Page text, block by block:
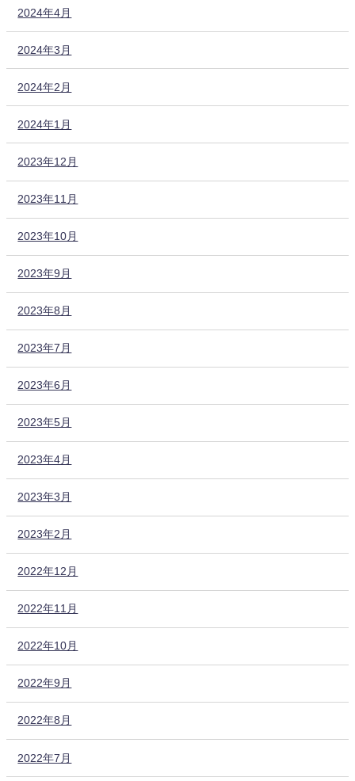
2024年4月
2024年3月
2024年2月
2024年1月
2023年12月
2023年11月
2023年10月
2023年9月
2023年8月
2023年7月
2023年6月
2023年5月
2023年4月
2023年3月
2023年2月
2022年12月
2022年11月
2022年10月
2022年9月
2022年8月
2022年7月